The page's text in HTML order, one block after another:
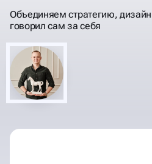
Объединяем стратегию,
говорил сам за себя